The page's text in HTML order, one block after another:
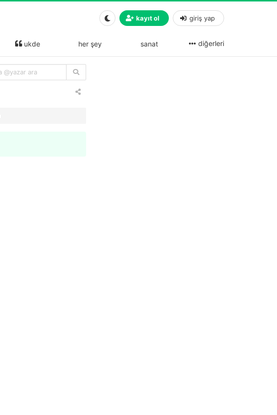
kayıt ol giriş yap
ukde her şey sanat diğerleri